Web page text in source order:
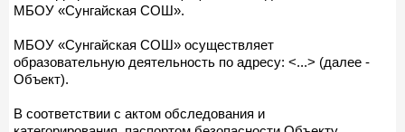
МБОУ «Сунгайская СОШ».
МБОУ «Сунгайская СОШ» осуществляет
образовательную деятельность по адресу: <...> (далее -
Объект).
В соответствии с актом обследования и